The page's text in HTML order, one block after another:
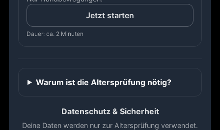
Jetzt starten
Dauer: ca. 2 Minuten
Warum ist die Altersprüfung nötig?
Datenschutz & Sicherheit
Deine Daten werden nur zur Altersprüfung verwendet.